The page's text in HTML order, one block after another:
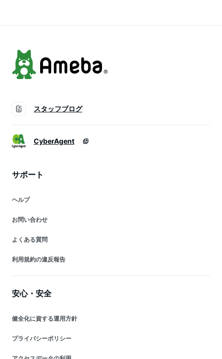
スタッフブログ
CyberAgent
サポート
ヘルプ
お問い合わせ
よくある質問
利用規約の違反報告
安心・安全
健全化に資する運用方針
プライバシーポリシー